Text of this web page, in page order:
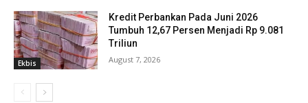
Ekbis
Kredit Perbankan Pada Juni 2026
Tumbuh 12,67 Persen Menjadi Rp 9.081
Triliun
August 7, 2026